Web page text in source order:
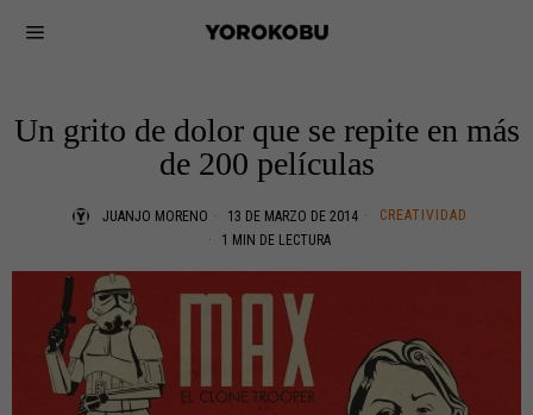
Un grito de dolor que se repite en más
de 200 películas
JUANJO MORENO 13 DE MARZO DE 2014
CREATIVIDAD
1 MIN DE LECTURA